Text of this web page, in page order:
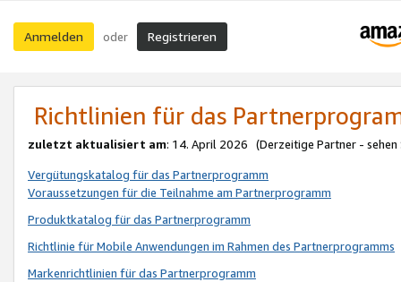
Anmelden oder Registrieren
Richtlinien für das
zuletzt aktualisiert am: 14. April 2026 (Derzeitige Partner - sehen
Vergütungskatalog für das Partnerprogramm
Voraussetzungen für die Teilnahme am Partnerprogramm
Produktkatalog für das Partnerprogramm
Richtlinie für Mobile Anwendungen im Rahmen des Partnerprogramms
Markenrichtlinien für das Partnerprogramm